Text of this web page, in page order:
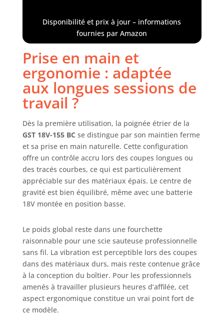
lame empêche
toute flexion de la
de coupes
courbes serrées
Grande sécurité
d’utilisation grâce
et à la fonction
Drop Control ;
environnement de
travail sain grâce
au raccordement
possible d’un
aspirateur
AMPShare : Les
batteries et
entièrement
compatibles avec
le Professional
18V System Bosch
et avec de
nombreux autres
outils de l’Alliance
multi-marques
Disponibilité et prix à jour – informations
fournies par Amazon
Prise en main et
ergonomie : adaptée
aux longues sessions de
travail ?
Dès la première utilisation, la poignée étrier de la
GST 18V-155 BC se distingue par son maintien ferme
et sa prise en main naturelle. Cette configuration
offre un contrôle accru lors des coupes longues ou
des tracés courbes, ce qui est particulièrement
appréciable sur des matériaux épais. Le centre de
gravité est bien équilibré, même avec une batterie
18V montée en position basse.
Le poids global reste dans une fourchette
raisonnable pour une scie sauteuse professionnelle
sans fil. La vibration est perceptible lors des coupes
dans des matériaux durs, mais reste contenue grâce
à la conception du boîtier. Pour les professionnels
amenés à travailler plusieurs heures d’affilée, cet
aspect ergonomique constitue un vrai point fort de
ce modèle.